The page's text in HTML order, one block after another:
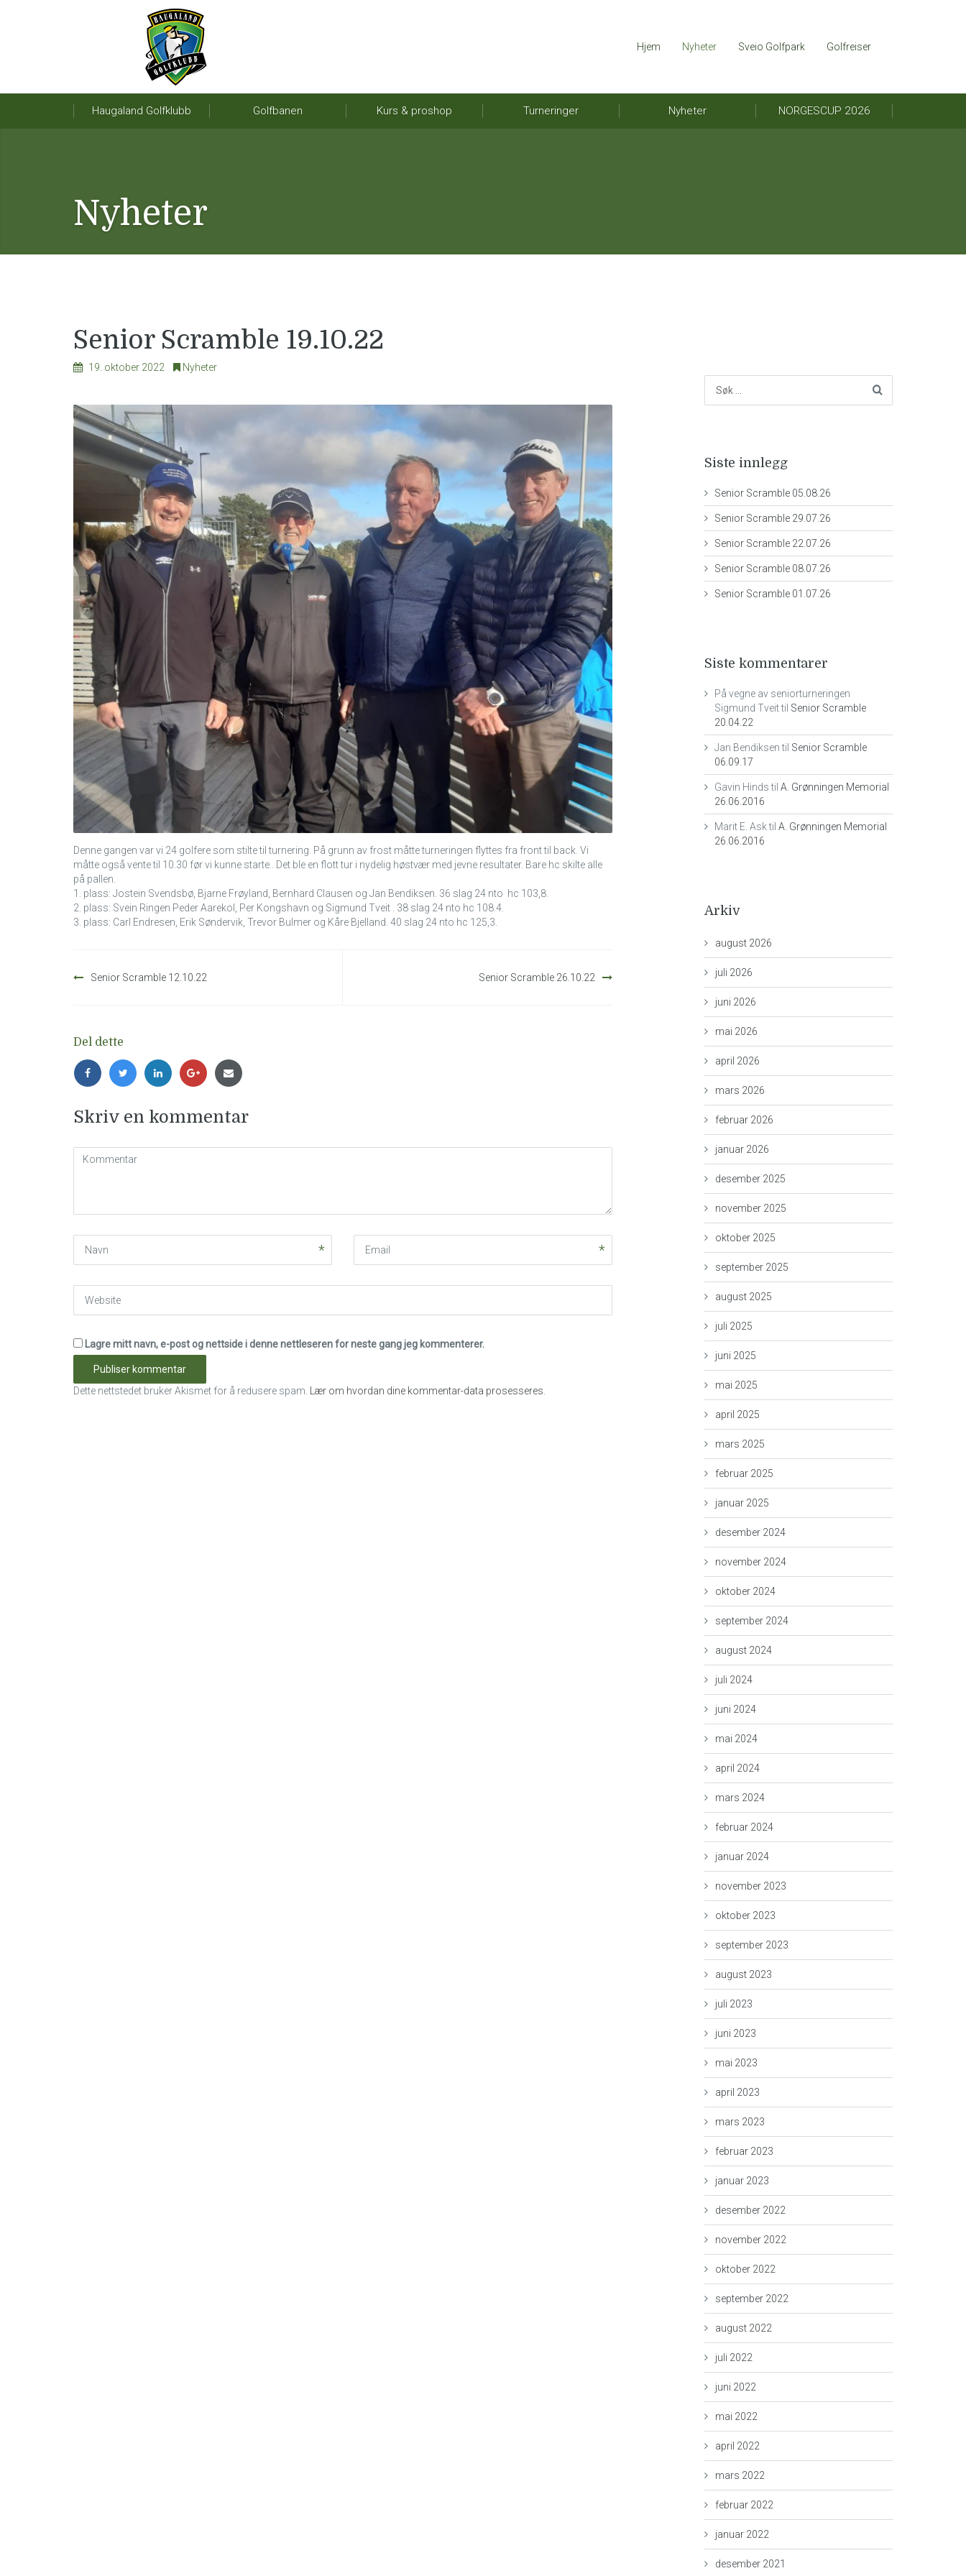
Hjem Nyheter Sveio Golfpark Golfreiser
Haugaland Golfklubb Golfbanen Kurs & proshop Turneringer Nyheter NORGESCUP 2026
Nyheter
Senior Scramble 19.10.22
19. oktober 2022 Nyheter
Denne gangen varvi 24 golfere som stilte til turnering. På grunn av frost måtte turneringen flyttes fra front til back. Vi
måtte også vente til 10.30 før vi kunne starte.. Det ble en flott tur i nydelig høstvær med jevne resultater. Bare hc skilte alle
på pallen.
1. plass: Jostein Svendsbø, Bjarne Frøyland, Bernhard Clausen og Jan Bendiksen. 36 slag 24 nto hc 103,8.
2. plass: Svein Ringen Peder Aarekol, Per Kongshavn og Sigmund Tveit . 38 slag 24 nto hc 108.4.
3. plass: Carl Endresen, Erik Søndervik, Trevor Bulmer og Kåre Bjelland. 40 slag 24 nto hc 125,3.
Senior Scramble 12.10.22 Senior Scramble 26.10.22
Del dette
Skriv en kommentar
Kommentar
Lagre mitt navn, e-post og nettside i denne nettleseren for neste gang jeg kommenterer.
Dette nettstedet bruker Akismet for å redusere spam. Lær om hvordan dine kommentar-data prosesseres
Siste innlegg
Senior Scramble 05.08.26
Senior Scramble 29.07.26
Senior Scramble 22.07.26
Senior Scramble 08.07.26
Senior Scramble 01.07.26
Siste kommentarer
På vegne av seniorturneringen
Sigmund Tveittil Senior Scramble
20.04.22
Jan Bendiksentil Senior Scramble
06.09.17
Gavin Hindstil A. Grønningen Memorial
26.06.2016
Marit E. Asktil A. Grønningen Memorial
26.06.2016
Arkiv
august 2026
juli 2026
juni 2026
mai 2026
april 2026
mars 2026
februar 2026
januar 2026
desember 2025
november 2025
oktober 2025
september 2025
august 2025
juli 2025
juni 2025
mai 2025
april 2025
mars 2025
februar 2025
januar 2025
desember 2024
november 2024
oktober 2024
september 2024
august 2024
juli 2024
juni 2024
mai 2024
april 2024
mars 2024
februar 2024
januar 2024
november 2023
oktober 2023
september 2023
august 2023
juli 2023
juni 2023
mai 2023
april 2023
mars 2023
februar 2023
januar 2023
desember 2022
november 2022
oktober 2022
september 2022
august 2022
juli 2022
juni 2022
mai 2022
april 2022
mars 2022
februar 2022
januar 2022
desember 2021